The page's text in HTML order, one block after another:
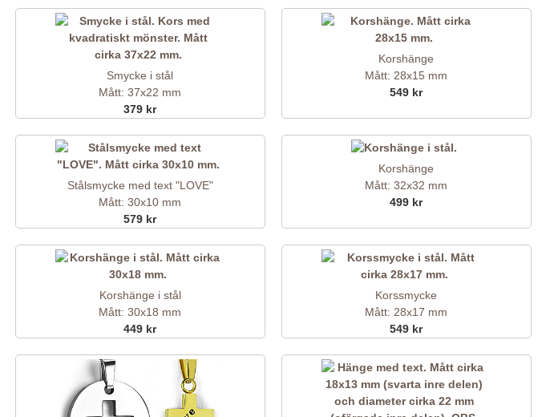
Smycke i stål
Mått: 37x22 mm
379 kr
Korshänge
Mått: 28x15 mm
549 kr
Stålsmycke med text "LOVE"
Mått: 30x10 mm
579 kr
Korshänge
Mått: 32x32 mm
499 kr
Korshänge i stål
Mått: 30x18 mm
449 kr
Korssmycke
Mått: 28x17 mm
549 kr